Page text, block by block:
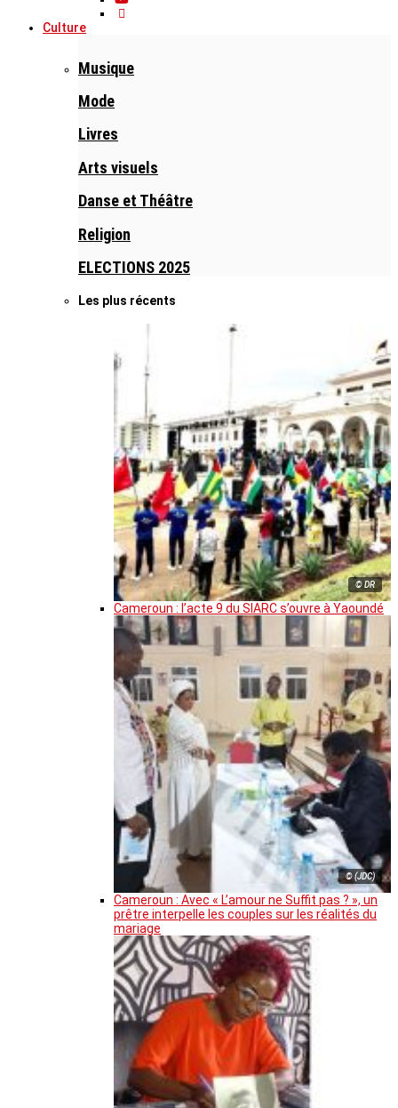
Culture
Musique
Mode
Livres
Arts visuels
Danse et Théâtre
Religion
ELECTIONS 2025
Les plus récents
© DR
Cameroun : l’acte 9 du SIARC s’ouvre à Yaoundé
© (JDC)
Cameroun : Avec « L’amour ne Suffit pas ? », un
prêtre interpelle les couples sur les réalités du
mariage